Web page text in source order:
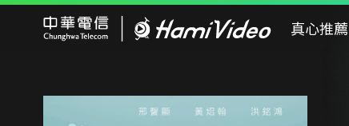
真心推薦